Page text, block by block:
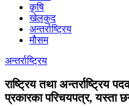
कृषि
खेलकुद
अन्तर्राष्ट्रिय
मौसम
अन्तर्राष्ट्रिय
राष्ट्रिय तथा अन्तर्राष्ट्रिय
प्रकारका परिचयपत्र, यस्ता